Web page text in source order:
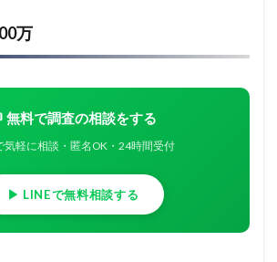
万
無料で調査の相談をする
気軽に相談・匿名OK・24時間受付
▶ LINEで無料相談する